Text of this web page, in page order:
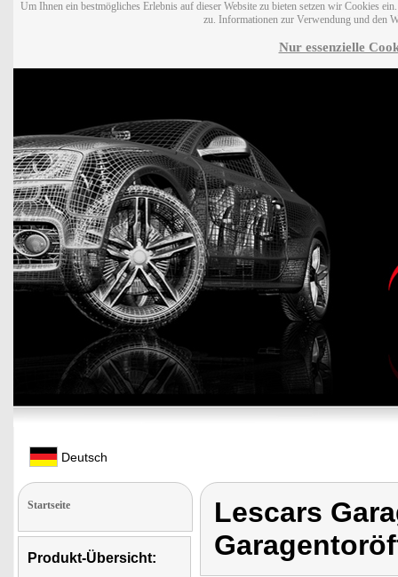
Um Ihnen ein bestmögliches Erlebnis auf dieser Website zu bieten setzen wir Cookies
zu. Informationen zur Verwendung und den
Nur essenzielle
Deutsch
Startseite
Produkt-Übersicht:
Lescars